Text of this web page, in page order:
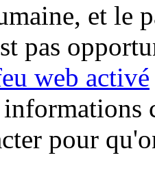
et le
pas
web activé
pour